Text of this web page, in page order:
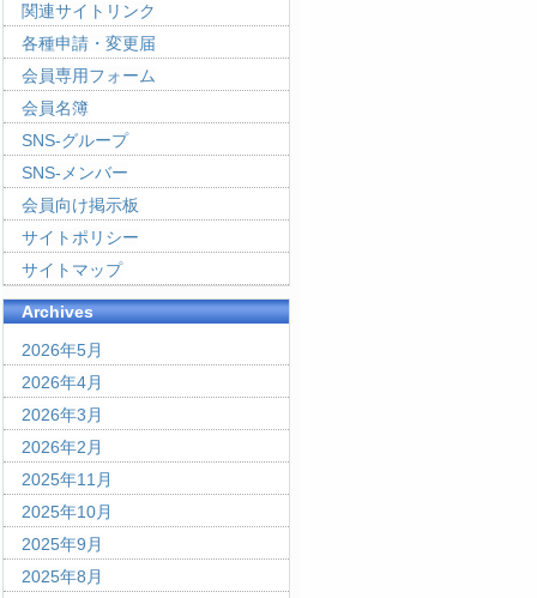
関連サイトリンク
各種申請・変更届
会員専用フォーム
会員名簿
SNS-グループ
SNS-メンバー
会員向け掲示板
サイトポリシー
サイトマップ
Archives
2026年5月
2026年4月
2026年3月
2026年2月
2025年11月
2025年10月
2025年9月
2025年8月